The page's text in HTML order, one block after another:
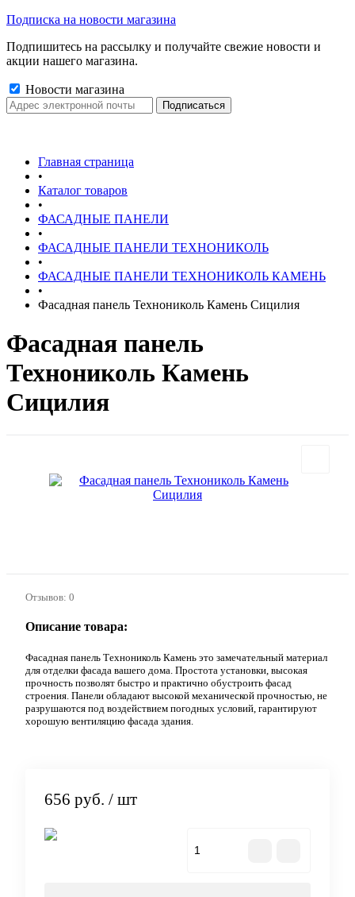
Подписка на новости магазина
Подпишитесь на рассылку и получайте свежие новости и
акции нашего магазина.
Новости магазина
Главная страница
•
Каталог товаров
•
ФАСАДНЫЕ ПАНЕЛИ
•
ФАСАДНЫЕ ПАНЕЛИ ТЕХНОНИКОЛЬ
•
ФАСАДНЫЕ ПАНЕЛИ ТЕХНОНИКОЛЬ КАМЕНЬ
•
Фасадная панель Технониколь Камень Сицилия
Фасадная панель
Технониколь Камень
Сицилия
Отзывов: 0
Описание товара:
Фасадная панель Технониколь Камень это замечательный материал
для отделки фасада вашего дома. Простота установки, высокая
прочность позволят быстро и практично обустроить фасад
строения. Панели обладают высокой механической прочностью, не
разрушаются под воздействием погодных условий, гарантируют
хорошую вентиляцию фасада здания.
656 руб. / шт